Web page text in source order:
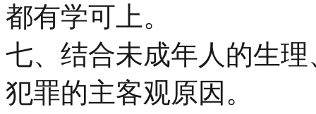
都有学可上。
七、结合未成年人的生
犯罪的主客观原因。